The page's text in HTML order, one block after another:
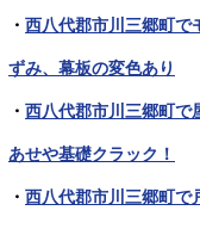
・ 西八代郡市川三郷町で
ずみ、幕板の変色あり
・ 西八代郡市川三郷町で
あせや基礎クラック！
・ 西八代郡市川三郷町で